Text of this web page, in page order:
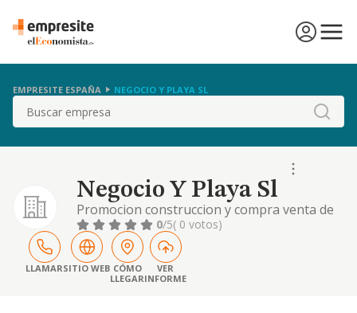
EMPRESITE ESPAÑA NEGOCIO Y PLAYA SL
Buscar
Negocio Y Playa Sl
Promocion construccion y compra venta de
bienes inmuebles el servicio de alimentacion
y hosteleria en restaurante, cafeteria, cafe
bar, kiosko y pub, con y sin comidas, y la
explotacion de instalaciones deportivas.
0/5( 0 votos)
LLAMARSITIO WEB CÓMO
LLEGAR
VER
INFORME